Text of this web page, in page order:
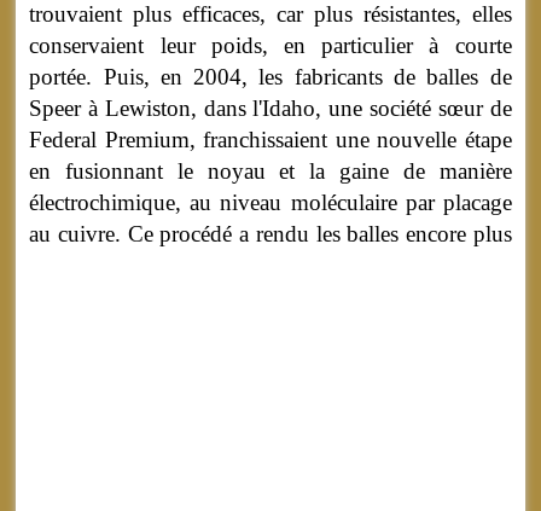
trouvaient plus efficaces, car plus résistantes, elles
conservaient leur poids, en particulier à courte
portée. Puis, en 2004, les fabricants de balles de
Speer à Lewiston, dans l'Idaho, une société sœur de
Federal Premium, franchissaient une nouvelle étape
en fusionnant le noyau et la gaine de manière
électrochimique, au niveau moléculaire par placage
au cuivre. Ce procédé a rendu les balles encore plus